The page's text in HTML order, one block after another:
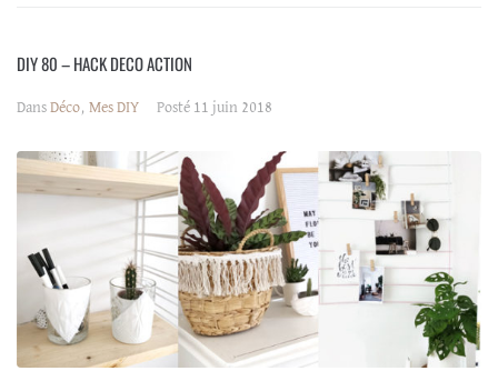
DIY 80 – HACK DECO ACTION
Dans Déco, Mes DIY Posté 11 juin 2018